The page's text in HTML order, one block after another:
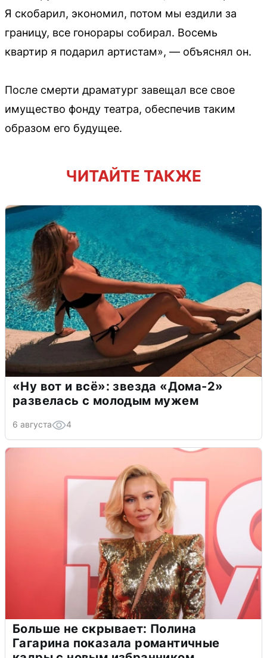
Я скобарил, экономил, потом мы ездили за
границу, все гонорары собирал. Восемь
квартир я подарил артистам», — объяснял он.
После смерти драматург завещал все свое
имущество фонду театра, обеспечив таким
образом его будущее.
ЧИТАЙТЕ ТАКЖЕ
«Ну вот и всё»: звезда «Дома-2»
развелась с молодым мужем
6 августа 4
Больше не скрывает: Полина
Гагарина показала романтичные